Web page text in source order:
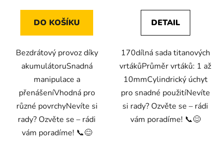
DO KOŠÍKU
Bezdrátový provoz díky
akumulátoruSnadná
manipulace a
přenášeníVhodná pro
různé povrchyNevíte si
rady? Ozvěte se – rádi
vám poradíme! 📞😊
DETAIL
170dílná sada titanových
vrtákůPrůměr vrtáků: 1 až
10mmCylindrický úchyt
pro snadné použitíNevíte
si rady? Ozvěte se – rádi
vám poradíme! 📞😊